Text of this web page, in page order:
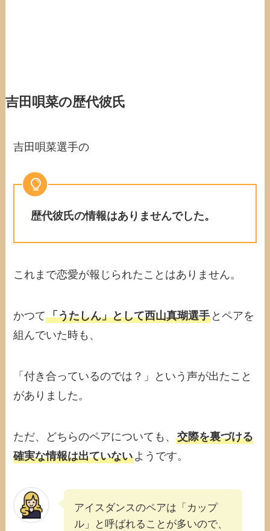
吉田唄菜の歴代彼氏
吉田唄菜選手の
歴代彼氏の情報はありませんでした。
これまで恋愛が報じられたことはありません。
かつて「うたしん」として西山真瑚選手 とペアを
組んでいた時も、
「付き合っているのでは？」という声が出たこと
がありました。
ただ、どちらのペアについても、交際を裏づける
確実な情報は出ていないようです。
アイスダンスのペアは「カップ
ル」と呼ばれることが多いので、